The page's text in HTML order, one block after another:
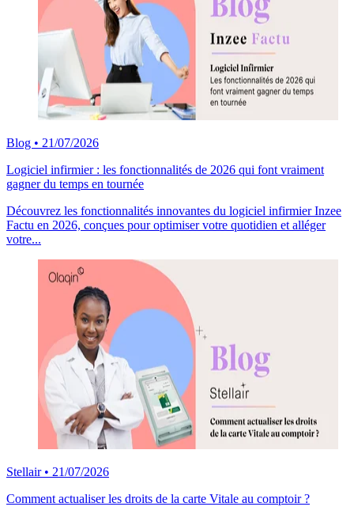
Blog • 21/07/2026
Logiciel infirmier : les fonctionnalités de 2026 qui font vraiment
gagner du temps en tournée
Découvrez les fonctionnalités innovantes du logiciel infirmier Inzee
Factu en 2026, conçues pour optimiser votre quotidien et alléger
votre...
Stellair • 21/07/2026
Comment actualiser les droits de la carte Vitale au comptoir ?